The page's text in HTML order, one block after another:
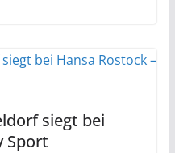
siegt bei
Sport